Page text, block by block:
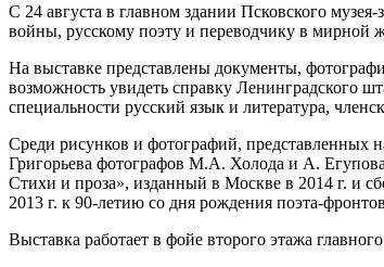
С 24 августа в главном здании Псковского
войны, русскому поэту и переводчику в мирной
На выставке представлены документы,
возможность увидеть справку Ленинградского
специальности русский язык и литература,
Среди рисунков и фотографий, представленных
Григорьева фотографов М.А. Холода и А.
Стихи и проза», изданный в Москве в 2014 г. и
2013 г. к 90-летию со дня рождения поэта-
Выставка работает в фойе второго этажа